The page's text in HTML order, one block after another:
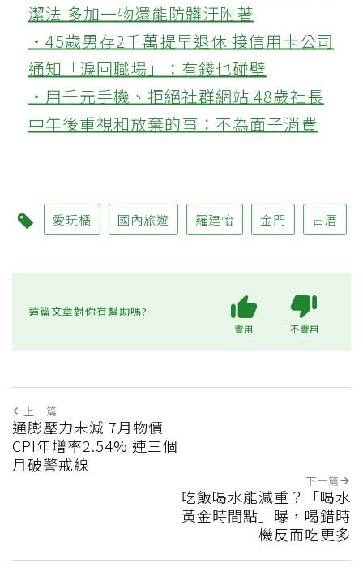
潔法 多加一物還能防髒汙附著
‧45歲男存2千萬提早退休 接信用卡公司
通知「淚回職場」：有錢也碰壁
‧用千元手機、拒絕社群網站 48歲社長
中年後重視和放棄的事：不為面子消費
愛玩橘 國內旅遊 羅建怡 金門 古厝
這篇文章對你有幫助嗎?
實用 不實用
上一篇
通膨壓力未減 7月物價
CPI年增率2.54% 連三個
月破警戒線
下一篇
吃飯喝水能減重？「喝水
黃金時間點」曝，喝錯時
機反而吃更多